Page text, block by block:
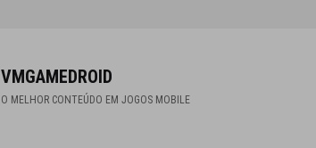
VMGAMEDROID
O MELHOR CONTEÚDO EM JOGOS MOBILE